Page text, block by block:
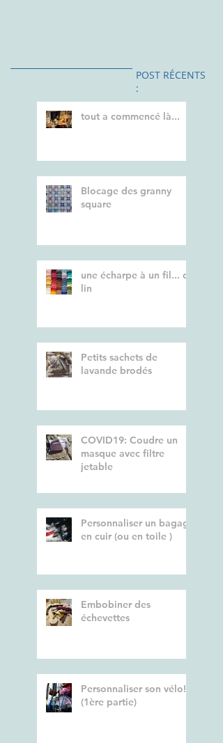
POST RÉCENTS
:
tout a commencé là...
Blocage des granny
square
une écharpe à un fil... de
lin
Petits sachets de
lavande brodés
COVID19: Coudre un
masque avec filtre
jetable
Personnaliser un bagage
en cuir (ou en toile )
Embobiner des
échevettes
Personnaliser son vélo!
(1ère partie)